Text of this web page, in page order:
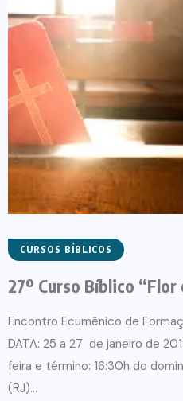
CURSOS BÍBLICOS
27º Curso Bíblico “Flor
Encontro Ecumênico de
DATA: 25 a 27 de janeiro de
feira e término: 16:30h do
(RJ)...